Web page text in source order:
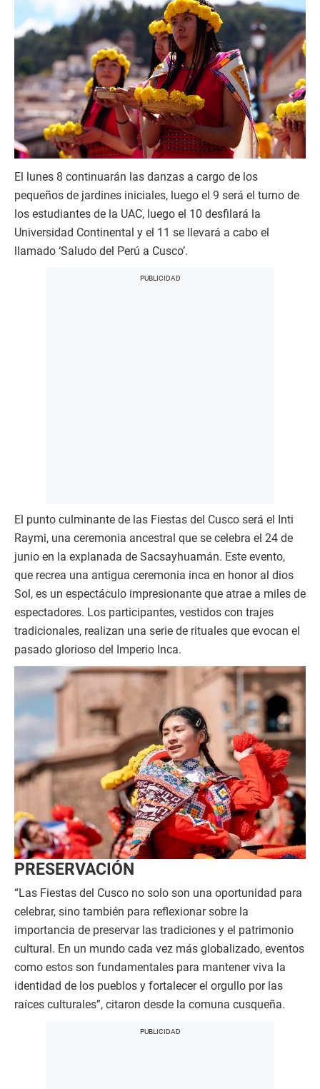
El lunes 8 continuarán las danzas a cargo de los
pequeños de jardines iniciales, luego el 9 será el turno de
los estudiantes de la UAC, luego el 10 desfilará la
Universidad Continental y el 11 se llevará a cabo el
llamado ‘Saludo del Perú a Cusco’.
El punto culminante de las Fiestas del Cusco será el Inti
Raymi, una ceremonia ancestral que se celebra el 24 de
junio en la explanada de Sacsayhuamán. Este evento,
que recrea una antigua ceremonia inca en honor al dios
Sol, es un espectáculo impresionante que atrae a miles de
espectadores. Los participantes, vestidos con trajes
tradicionales, realizan una serie de rituales que evocan el
pasado glorioso del Imperio Inca.
PRESERVACIÓN
“Las Fiestas del Cusco no solo son una oportunidad para
celebrar, sino también para reflexionar sobre la
importancia de preservar las tradiciones y el patrimonio
cultural. En un mundo cada vez más globalizado, eventos
como estos son fundamentales para mantener viva la
identidad de los pueblos y fortalecer el orgullo por las
raíces culturales”, citaron desde la comuna cusqueña.